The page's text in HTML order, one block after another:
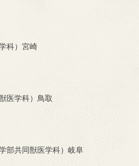
科）宮崎
医学科）鳥取
部共同獣医学科）岐阜